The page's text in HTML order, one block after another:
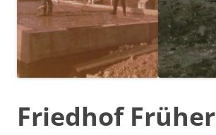
Friedhof Früher